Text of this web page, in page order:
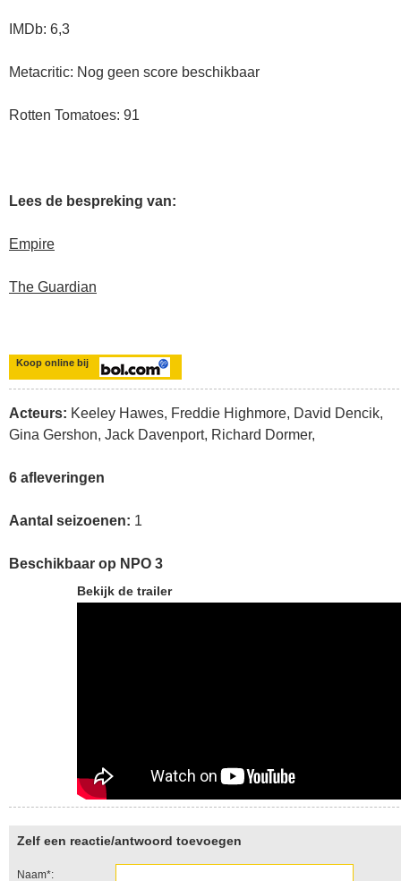
IMDb: 6,3
Metacritic: Nog geen score beschikbaar
Rotten Tomatoes: 91
Lees de bespreking van:
Empire
The Guardian
Koop online bij
Acteurs: Keeley Hawes, Freddie Highmore, David Dencik,
Gina Gershon, Jack Davenport, Richard Dormer,
6 afleveringen
Aantal seizoenen: 1
Beschikbaar op NPO 3
Bekijk de trailer
Zelf een reactie/antwoord toevoegen
Naam*: